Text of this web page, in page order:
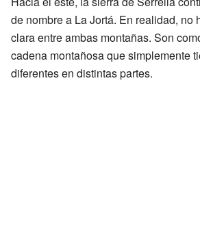
de nombre a La Jortá. En realidad, no
clara entre ambas montañas. Son
cadena montañosa que simplemente
diferentes en distintas partes.